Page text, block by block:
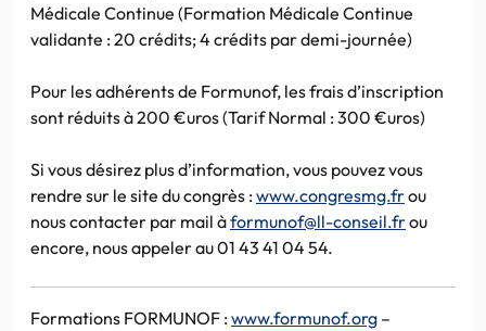
Médicale Continue (Formation Médicale Continue
validante : 20 crédits; 4 crédits par demi-journée)
Pour les adhérents de Formunof, les frais d’inscription
sont réduits à 200 €uros (Tarif Normal : 300 €uros)
Si vous désirez plus d’information, vous pouvez vous
rendre sur le site du congrès :www.congresmg.frou
nous contacter par mail àformunof@ll-conseil.frou
encore, nous appeler au 01 43 41 04 54.
Formations FORMUNOF :www.formunof.org –